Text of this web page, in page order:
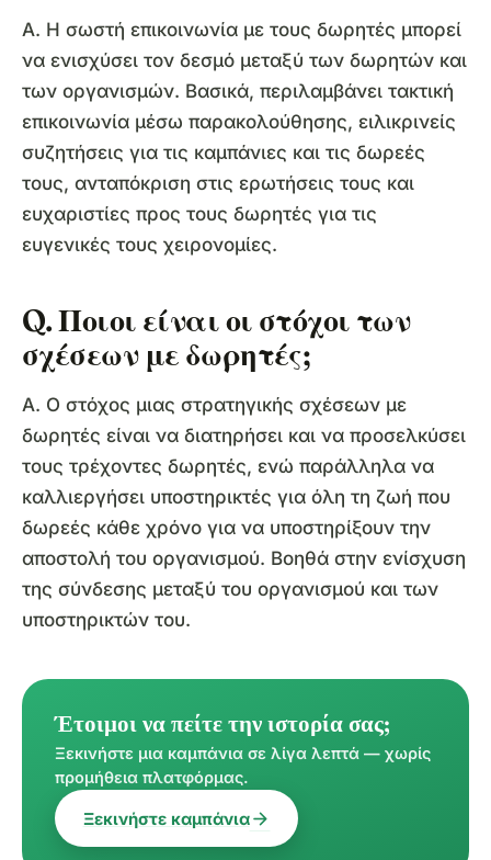
Α. Η σωστή επικοινωνία με τους δωρητές μπορεί
να ενισχύσει τον δεσμό μεταξύ των δωρητών και
των οργανισμών. Βασικά, περιλαμβάνει τακτική
επικοινωνία μέσω παρακολούθησης, ειλικρινείς
συζητήσεις για τις καμπάνιες και τις δωρεές
τους, ανταπόκριση στις ερωτήσεις τους και
ευχαριστίες προς τους δωρητές για τις
ευγενικές τους χειρονομίες.
Q. Ποιοι είναι οι στόχοι των
σχέσεων με δωρητές;
Α. Ο στόχος μιας στρατηγικής σχέσεων με
δωρητές είναι να διατηρήσει και να προσελκύσει
τους τρέχοντες δωρητές, ενώ παράλληλα να
καλλιεργήσει υποστηρικτές για όλη τη ζωή που
δωρεές κάθε χρόνο για να υποστηρίξουν την
αποστολή του οργανισμού. Βοηθά στην ενίσχυση
της σύνδεσης μεταξύ του οργανισμού και των
υποστηρικτών του.
Έτοιμοι να πείτε την ιστορία σας;
Ξεκινήστε μια καμπάνια σε λίγα λεπτά — χωρίς
προμήθεια πλατφόρμας.
Ξεκινήστε καμπάνιαarrow_forward